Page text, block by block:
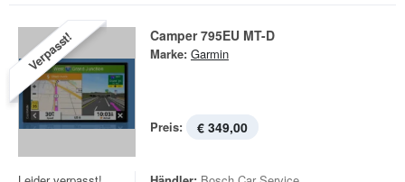
Verpasst! Camper 795EU MT-D
Marke: Garmin
Preis: € 349,00